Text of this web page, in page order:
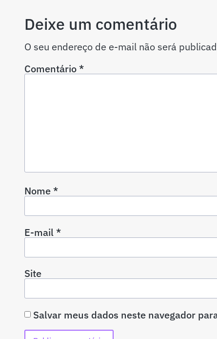
Deixe um comentário
O seu endereço de e-mail não será
Comentário*
Nome*
E-mail*
Site
Salvar meus dados neste navegador